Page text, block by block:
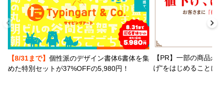
【8/31まで】 個性派のデザイン書体6書体を集
めた特別セットが37%OFFの5,980円！
【PR】一部の商品
げ"をはじめること